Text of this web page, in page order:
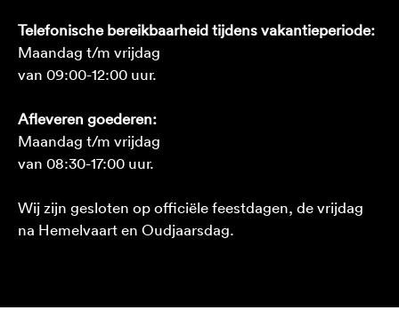
Telefonische bereikbaarheid tijdens vakantieperiode:
Maandag t/m vrijdag
van 09:00-12:00 uur.
Afleveren goederen:
Maandag t/m vrijdag
van 08:30-17:00 uur.
Wij zijn gesloten op officiële feestdagen, de vrijdag
na Hemelvaart en Oudjaarsdag.